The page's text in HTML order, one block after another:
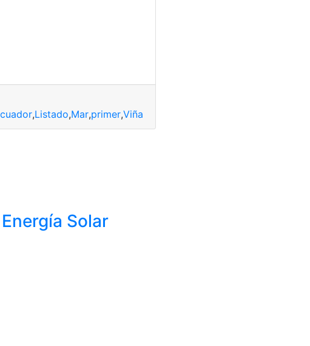
,Listado,Mar,primer,Viña
Solar